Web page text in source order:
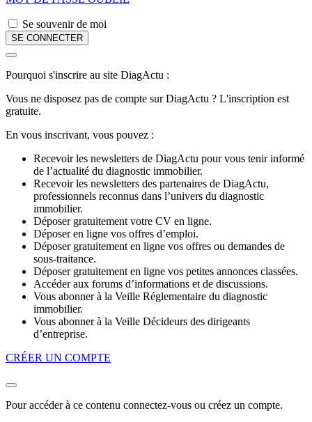
Se souvenir de moi
Pourquoi s'inscrire au site DiagActu :
Vous ne disposez pas de compte sur DiagActu ? L'inscription est
gratuite.
En vous inscrivant, vous pouvez :
Recevoir les newsletters de DiagActu pour vous tenir informé
de l’actualité du diagnostic immobilier.
Recevoir les newsletters des partenaires de DiagActu,
professionnels reconnus dans l’univers du diagnostic
immobilier.
Déposer gratuitement votre CV en ligne.
Déposer en ligne vos offres d’emploi.
Déposer gratuitement en ligne vos offres ou demandes de
sous-traitance.
Déposer gratuitement en ligne vos petites annonces classées.
Accéder aux forums d’informations et de discussions.
Vous abonner à la Veille Réglementaire du diagnostic
immobilier.
Vous abonner à la Veille Décideurs des dirigeants
d’entreprise.
CRÉER UN COMPTE
Pour accéder à ce contenu connectez-vous ou créez un compte.